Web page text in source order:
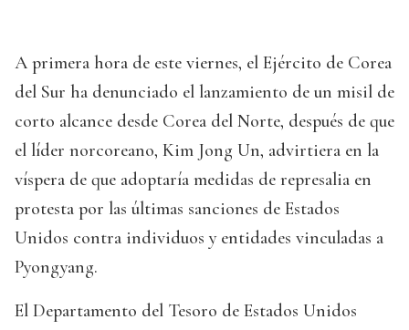
A primera hora de este viernes, el Ejército de Corea
del Sur ha denunciado el lanzamiento de un misil de
corto alcance desde Corea del Norte, después de que
el líder norcoreano, Kim Jong Un, advirtiera en la
víspera de que adoptaría medidas de represalia en
protesta por las últimas sanciones de Estados
Unidos contra individuos y entidades vinculadas a
Pyongyang.
El Departamento del Tesoro de Estados Unidos